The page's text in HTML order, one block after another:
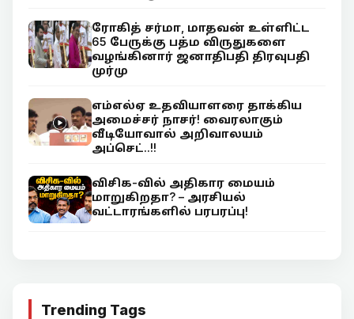
ரோகித் சர்மா, மாதவன் உள்ளிட்ட
65 பேருக்கு பத்ம விருதுகளை
வழங்கினார் ஜனாதிபதி திரவுபதி
முர்மு
எம்எல்ஏ உதவியாளரை தாக்கிய
அமைச்சர் நாசர்! வைரலாகும்
வீடியோவால் அறிவாலயம்
அப்செட்..!!
விசிக-வில் அதிகார மையம்
மாறுகிறதா? – அரசியல்
வட்டாரங்களில் பரபரப்பு!
Trending Tags